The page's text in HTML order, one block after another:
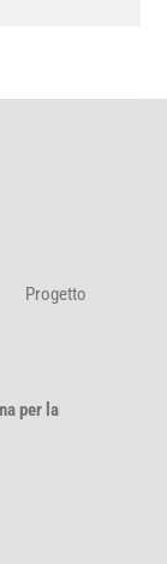
Progetto
per la